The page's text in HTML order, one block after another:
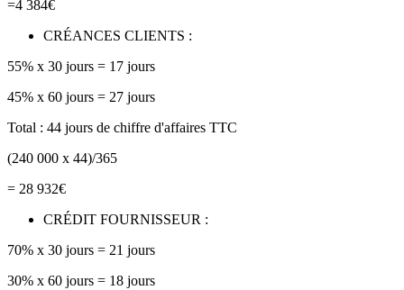
=4 384€
CRÉANCES CLIENTS :
55% x 30 jours = 17 jours
45% x 60 jours = 27 jours
Total : 44 jours de chiffre d'affaires TTC
(240 000 x 44)/365
= 28 932€
CRÉDIT FOURNISSEUR :
70% x 30 jours = 21 jours
30% x 60 jours = 18 jours